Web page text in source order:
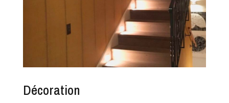
Décoration